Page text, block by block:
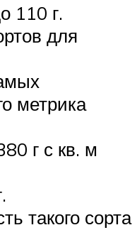
110 г.
для
метрика
г с кв. м
такого сорта